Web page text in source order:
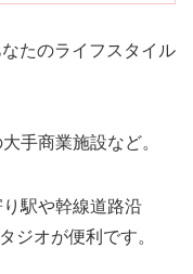
たのライフスタイル
手商業施設など。
り駅や幹線道路沿
ジオが便利です。